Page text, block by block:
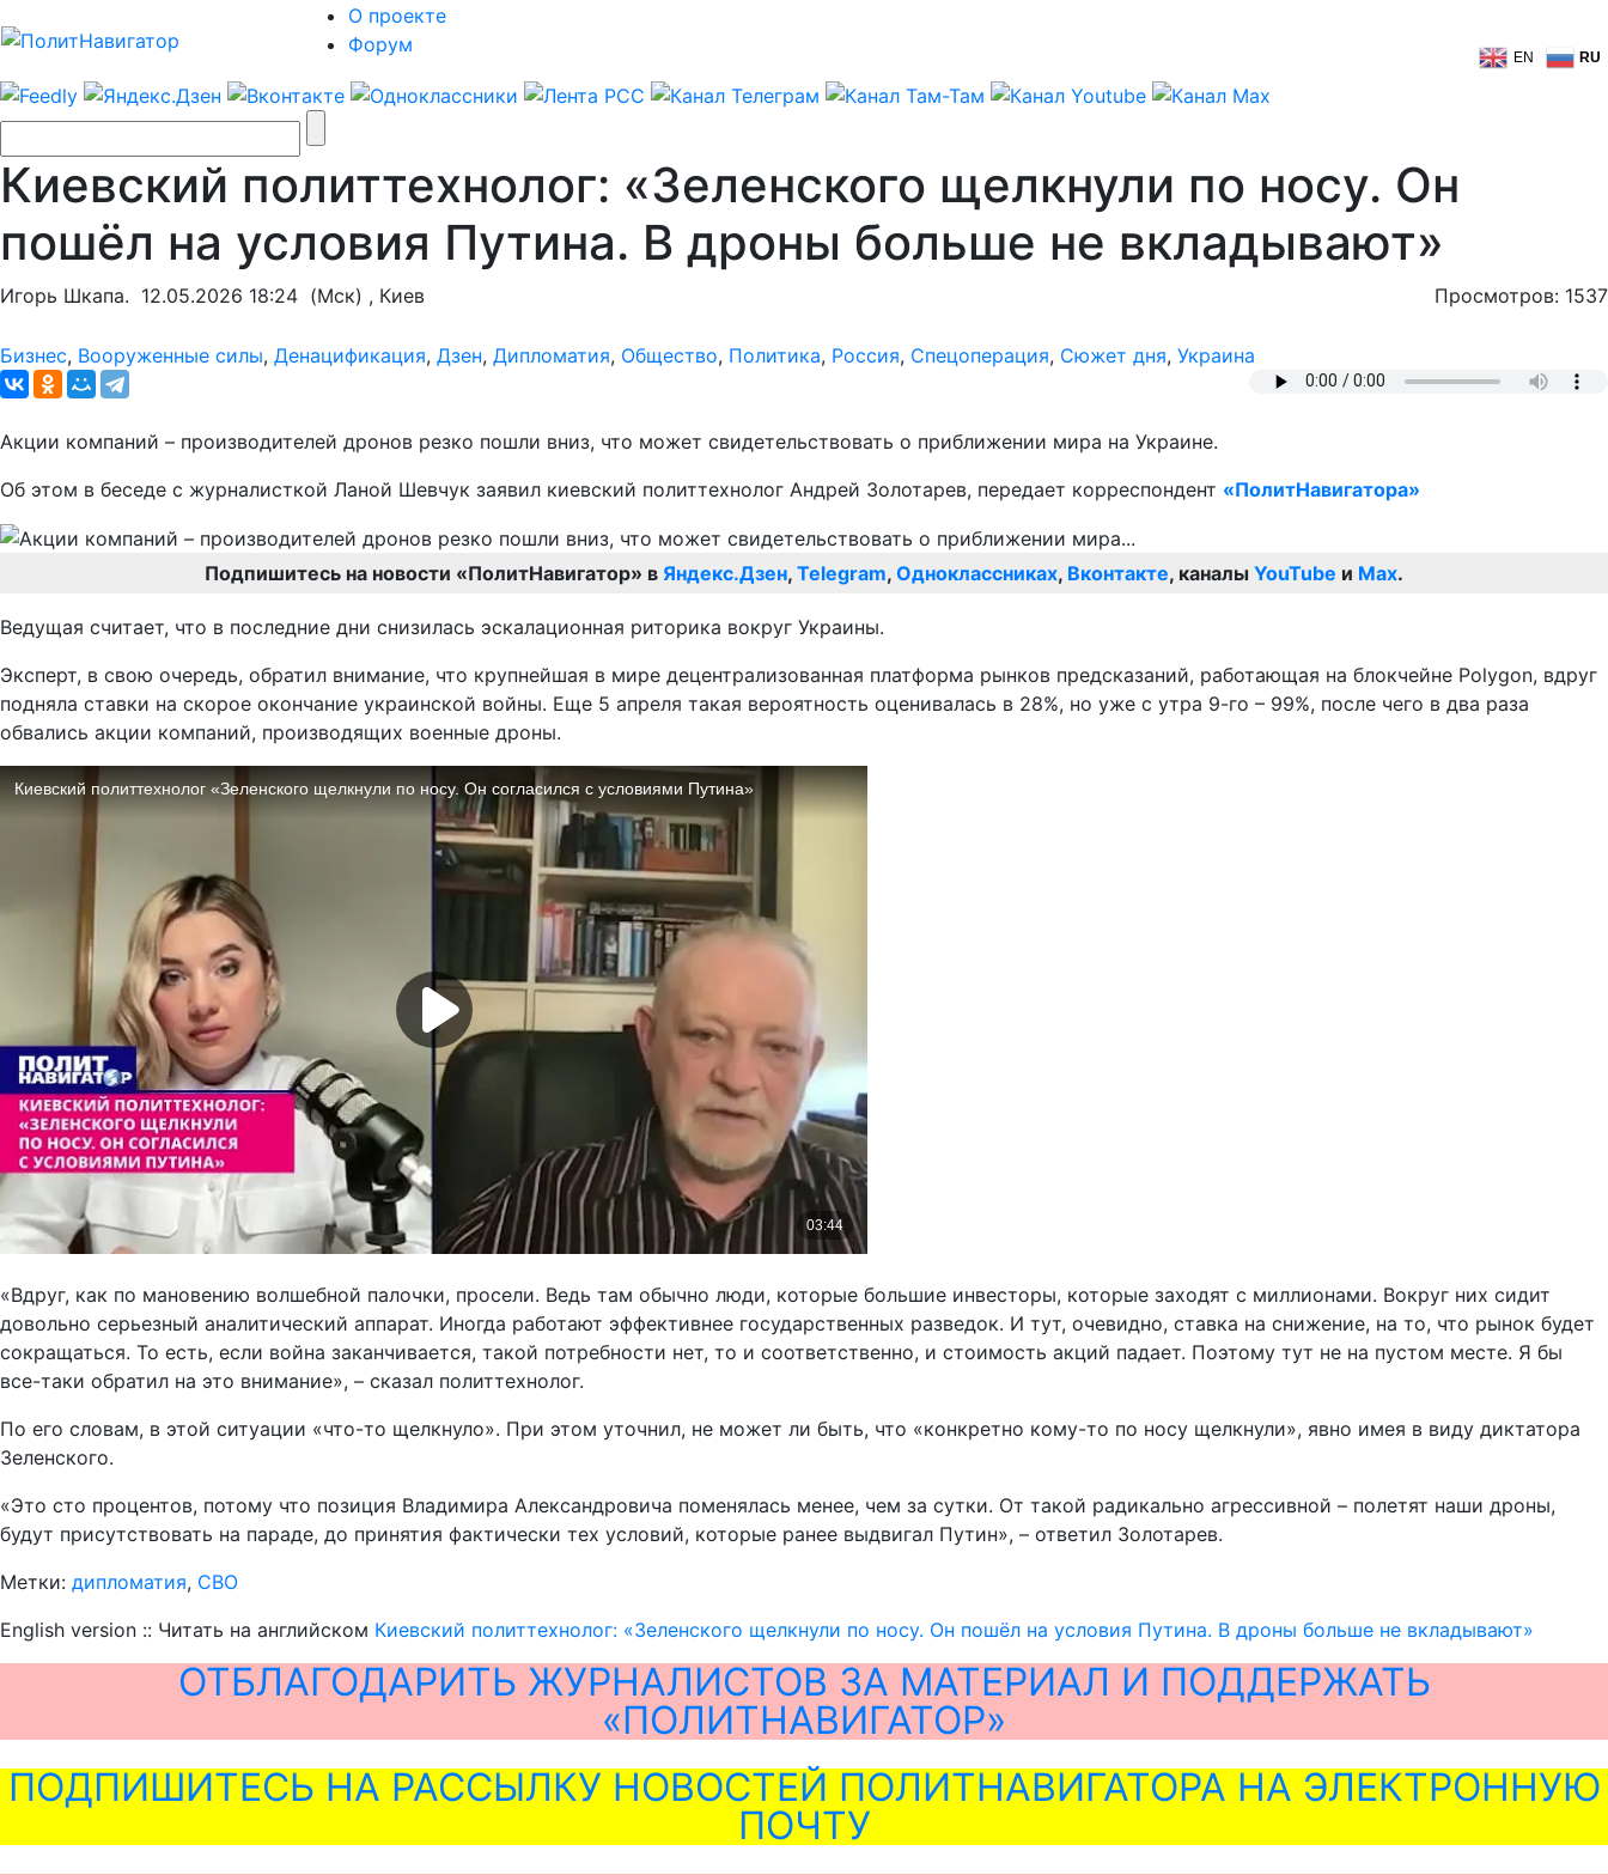
О проекте
Форум
EN RU
Киевский политтехнолог: «Зеленского щелкнули по носу. Он
пошёл на условия Путина. В дроны больше не вкладывают»
Игорь Шкапа. 12.05.2026 18:24 (Мск) , Киев Просмотров: 1537
Бизнес, Вооруженные силы, Денацификация, Дзен, Дипломатия, Общество, Политика, Россия, Спецоперация, Сюжет дня, Украина
Акции компаний – производителей дронов резко пошли вниз, что может свидетельствовать о приближении мира на Украине.
Об этом в беседе с журналисткой Ланой Шевчук заявил киевский политтехнолог Андрей Золотарев, передает корреспондент «ПолитНавигатора»
Подпишитесь на новости «ПолитНавигатор» в Яндекс.Дзен, Telegram, Одноклассниках, Вконтакте, каналы YouTube и Max.
Ведущая считает, что в последние дни снизилась эскалационная риторика вокруг Украины.
Эксперт, в свою очередь, обратил внимание, что крупнейшая в мире децентрализованная платформа рынков предсказаний, работающая на блокчейне Polygon, вдруг
подняла ставки на скорое окончание украинской войны. Еще 5 апреля такая вероятность оценивалась в 28%, но уже с утра 9-го – 99%, после чего в два раза
обвались акции компаний, производящих военные дроны.
«Вдруг, как по мановению волшебной палочки, просели. Ведь там обычно люди, которые большие инвесторы, которые заходят с миллионами. Вокруг них сидит
довольно серьезный аналитический аппарат. Иногда работают эффективнее государственных разведок. И тут, очевидно, ставка на снижение, на то, что рынок будет
сокращаться. То есть, если война заканчивается, такой потребности нет, то и соответственно, и стоимость акций падает. Поэтому тут не на пустом месте. Я бы
все-таки обратил на это внимание», – сказал политтехнолог.
По его словам, в этой ситуации «что-то щелкнуло». При этом уточнил, не может ли быть, что «конкретно кому-то по носу щелкнули», явно имея в виду диктатора
Зеленского.
«Это сто процентов, потому что позиция Владимира Александровича поменялась менее, чем за сутки. От такой радикально агрессивной – полетят наши дроны,
будут присутствовать на параде, до принятия фактически тех условий, которые ранее выдвигал Путин», – ответил Золотарев.
Метки: дипломатия, СВО
English version :: Читать на английском Киевский политтехнолог: «Зеленского щелкнули по носу. Он пошёл на условия Путина. В дроны больше не вкладывают»
ОТБЛАГОДАРИТЬ ЖУРНАЛИСТОВ ЗА МАТЕРИАЛ И ПОДДЕРЖАТЬ
«ПОЛИТНАВИГАТОР»
ПОДПИШИТЕСЬ НА РАССЫЛКУ НОВОСТЕЙ ПОЛИТНАВИГАТОРА НА ЭЛЕКТРОННУЮ
ПОЧТУ